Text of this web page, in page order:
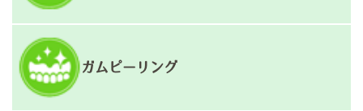
ガムピーリング